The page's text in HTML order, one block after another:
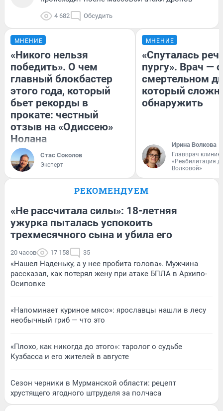
4 682 Обсудить
МНЕНИЕ
«Никого нельзя
победить». О чем
главный блокбастер
этого года, который
бьет рекорды в
прокате: честный
отзыв на «Одиссею»
Нолана
Стас Соколов
Эксперт
МНЕНИЕ
«Спуталась
пургу». Врач — о
смертельном
который
обнаружить
Ирина Волкова
Главврач
«Реабилитация
Волковой»
РЕКОМЕНДУЕМ
«Не рассчитала силы»: 18-летняя
ужурка пыталась успокоить
трехмесячного сына и убила его
20 часов 17 158 35
«Нашел Наденьку, а у нее пробита голова». Мужчина
рассказал, как потерял жену при атаке БПЛА в Архипо-
Осиповке
«Напоминает куриное мясо»: ярославцы нашли в лесу
необычный гриб — что это
«Плохо, как никогда до этого»: таролог о судьбе
Кузбасса и его жителей в августе
Сезон черники в Мурманской области: рецепт
хрустящего ягодного штруделя за полчаса